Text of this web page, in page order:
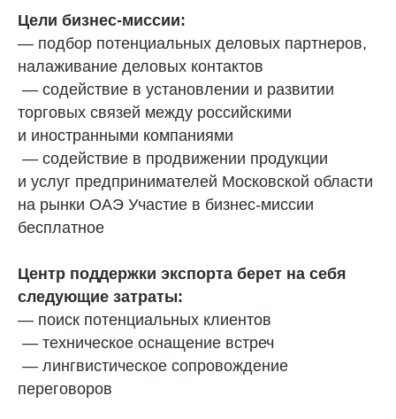
Цели бизнес-миссии:
— подбор потенциальных деловых партнеров,
налаживание деловых контактов
— содействие в установлении и развитии
торговых связей между российскими
и иностранными компаниями
— содействие в продвижении продукции
и услуг предпринимателей Московской области
на рынки ОАЭ Участие в бизнес-миссии
бесплатное
Центр поддержки экспорта берет на себя
следующие затраты:
— поиск потенциальных клиентов
— техническое оснащение встреч
— лингвистическое сопровождение
переговоров